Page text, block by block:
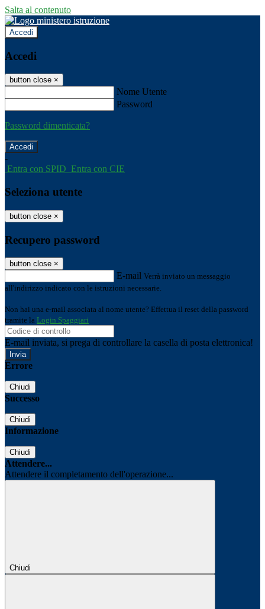
Salta al contenuto
Accedi
Accedi
button close ×
Nome Utente
Password
Password dimenticata?
-
Entra con SPID Entra con CIE
Seleziona utente
button close ×
Recupero password
button close ×
E-mail Verrà inviato un messaggio
all'indirizzo indicato con le istruzioni necessarie.
Non hai una e-mail associata al nome utente? Effettua il reset della password
tramite la Login Spaggiari
E-mail inviata, si prega di controllare la casella di posta elettronica!
Errore
Chiudi
Successo
Chiudi
Informazione
Chiudi
Attendere...
Attendere il completamento dell'operazione...
Chiudi